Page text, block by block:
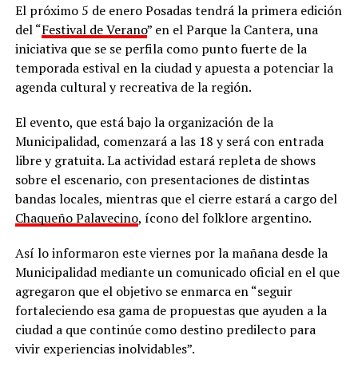
El próximo 5 de enero Posadas tendrá la primera edición
del “Festival de Verano” en el Parque la Cantera, una
iniciativa que se se perfila como punto fuerte de la
temporada estival en la ciudad y apuesta a potenciar la
agenda cultural y recreativa de la región.
El evento, que está bajo la organización de la
Municipalidad, comenzará a las 18 y será con entrada
libre y gratuita. La actividad estará repleta de shows
sobre el escenario, con presentaciones de distintas
bandas locales, mientras que el cierre estará a cargo del
Chaqueño Palavecino, ícono del folklore argentino.
Así lo informaron este viernes por la mañana desde la
Municipalidad mediante un comunicado oficial en el que
agregaron que el objetivo se enmarca en “seguir
fortaleciendo esa gama de propuestas que ayuden a la
ciudad a que continúe como destino predilecto para
vivir experiencias inolvidables”.